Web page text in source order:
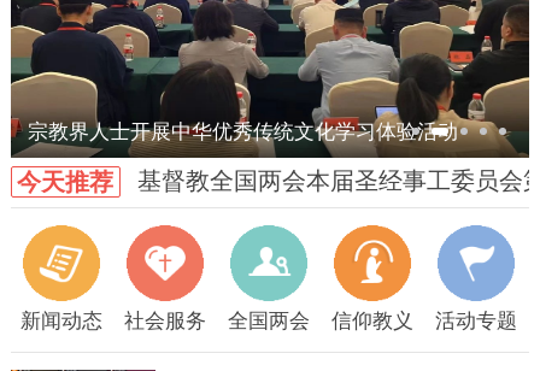
宗教界人士开展中华优秀传统文化学习体验活动
今天推荐 基督教全国两会本届圣经事工委员会
新闻动态 社会服务 全国两会 信仰教义 活动专题